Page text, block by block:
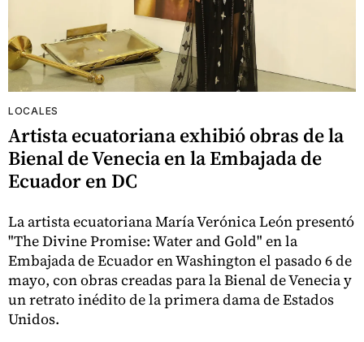
LOCALES
Artista ecuatoriana exhibió obras de la
Bienal de Venecia en la Embajada de
Ecuador en DC
La artista ecuatoriana María Verónica León presentó
"The Divine Promise: Water and Gold" en la
Embajada de Ecuador en Washington el pasado 6 de
mayo, con obras creadas para la Bienal de Venecia y
un retrato inédito de la primera dama de Estados
Unidos.